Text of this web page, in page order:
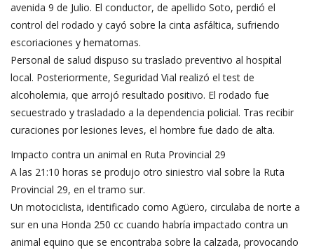
avenida 9 de Julio. El conductor, de apellido Soto, perdió el
control del rodado y cayó sobre la cinta asfáltica, sufriendo
escoriaciones y hematomas.
Personal de salud dispuso su traslado preventivo al hospital
local. Posteriormente, Seguridad Vial realizó el test de
alcoholemia, que arrojó resultado positivo. El rodado fue
secuestrado y trasladado a la dependencia policial. Tras recibir
curaciones por lesiones leves, el hombre fue dado de alta.
Impacto contra un animal en Ruta Provincial 29
A las 21:10 horas se produjo otro siniestro vial sobre la Ruta
Provincial 29, en el tramo sur.
Un motociclista, identificado como Agüero, circulaba de norte a
sur en una Honda 250 cc cuando habría impactado contra un
animal equino que se encontraba sobre la calzada, provocando